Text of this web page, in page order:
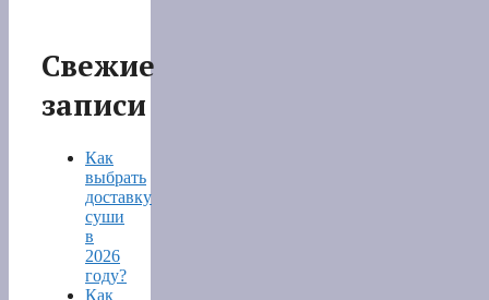
Свежие
записи
Как
выбрать
доставку
суши
в
2026
году?
Как